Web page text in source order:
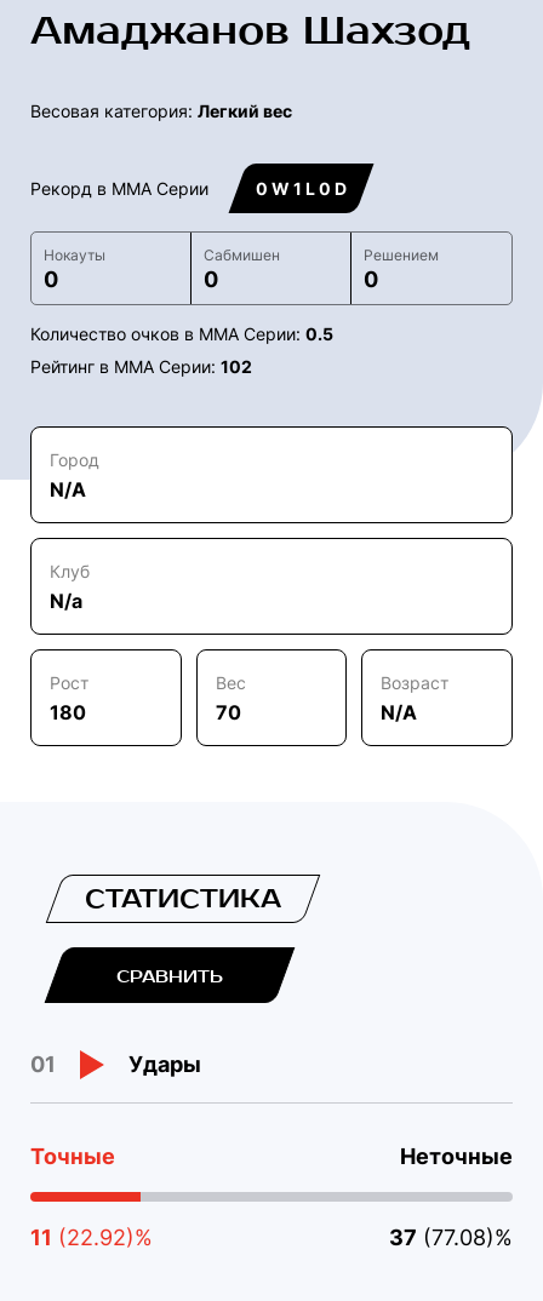
Амаджанов Шахзод
Весовая категория: Легкий вес
Рекорд в ММА Серии 0 W 1 L 0 D
Нокауты
0
Сабмишен
0
Решением
0
Количество очков в ММА Серии: 0.5
Рейтинг в ММА Серии: 102
Город
N/A
Клуб
N/a
Рост
180
Вес
70
Возраст
N/A
СТАТИСТИКА
СРАВНИТЬ
01 Удары
Точные Неточные
11 (22.92)% 37 (77.08)%